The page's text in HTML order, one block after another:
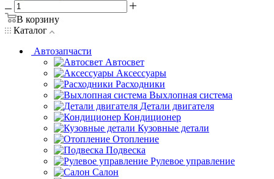
В корзину
Каталог
Автозапчасти
Автосвет
Аксессуары
Расходники
Выхлопная система
Детали двигателя
Кондиционер
Кузовные детали
Отопление
Подвеска
Рулевое управление
Салон